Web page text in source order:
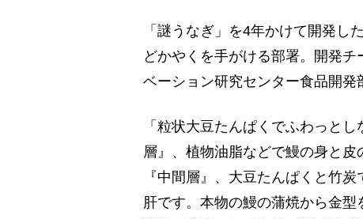
「謎うなぎ」を4年かけて開発し
どかやくを手がける部署。開発
ベーション研究センター食品開発
「粒状大豆たんぱくでふわっと
層』、植物油脂などで鰻の身と
『中間層』、大豆たんぱくと竹
肝です。本物の鰻の蒲焼から金型